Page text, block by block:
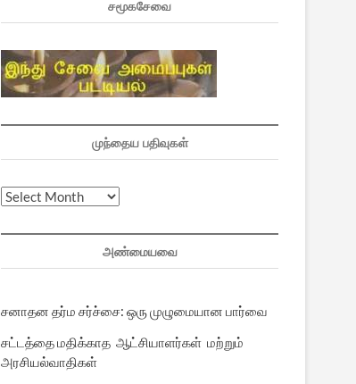
சமூகசேவை
முந்தைய பதிவுகள்
முந்தைய
அண்மையவை
சனாதன தர்ம சர்ச்சை: ஒரு முழுமையான பார்வை
சட்டத்தை மதிக்காத ஆட்சியாளர்கள் மற்றும்
அரசியல்வாதிகள்